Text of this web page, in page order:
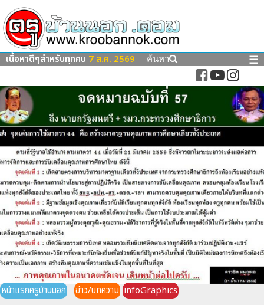
เนื้อหาดีๆสำหรับทุกคน 7 ส.ค. 2569 ค้นหา ☰
หน้าแรกครูบ้านนอก ข่าว/บทความ infoGraphics